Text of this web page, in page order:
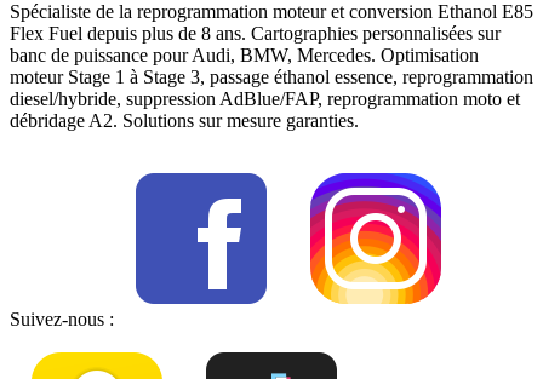
Spécialiste de la reprogrammation moteur et conversion Ethanol E85
Flex Fuel depuis plus de 8 ans. Cartographies personnalisées sur
banc de puissance pour Audi, BMW, Mercedes. Optimisation
moteur Stage 1 à Stage 3, passage éthanol essence, reprogrammation
diesel/hybride, suppression AdBlue/FAP, reprogrammation moto et
débridage A2. Solutions sur mesure garanties.
Suivez-nous :